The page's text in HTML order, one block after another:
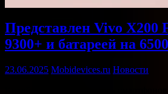
Представлен Vivo X200
9300+ и батареей на
23.06.2025 Mobidevices.ru Новости